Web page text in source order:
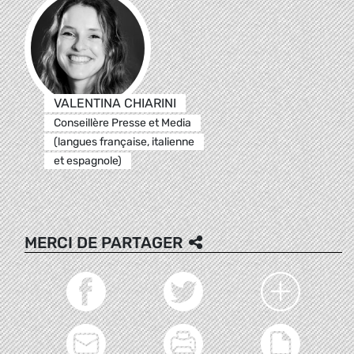
VALENTINA CHIARINI
Conseillère Presse et Media
(langues française, italienne
et espagnole)
MERCI DE PARTAGER